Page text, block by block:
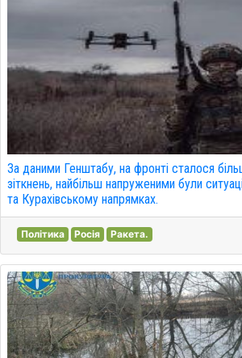
За даними Генштабу, на фронті сталося
зіткнень, найбільш напруженими були
та Курахівському напрямках.
Політика Росія Ракета.